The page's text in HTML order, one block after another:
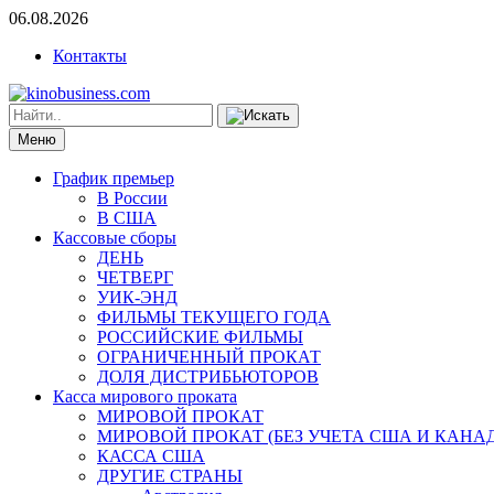
06.08.2026
Контакты
Меню
График премьер
В России
В США
Кассовые сборы
ДЕНЬ
ЧЕТВЕРГ
УИК-ЭНД
ФИЛЬМЫ ТЕКУЩЕГО ГОДА
РОССИЙСКИЕ ФИЛЬМЫ
ОГРАНИЧЕННЫЙ ПРОКАТ
ДОЛЯ ДИСТРИБЬЮТОРОВ
Касса мирового проката
МИРОВОЙ ПРОКАТ
МИРОВОЙ ПРОКАТ (БЕЗ УЧЕТА США И
КАССА США
ДРУГИЕ СТРАНЫ